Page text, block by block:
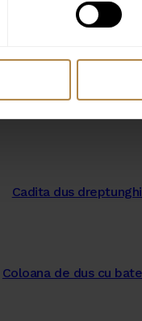
Cadita dus
Coloana de dus cu